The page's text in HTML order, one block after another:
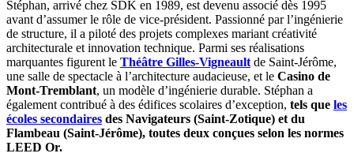
Stéphan, arrivé chez SDK en 1989, est devenu associé dès 1995
avant d’assumer le rôle de vice-président. Passionné par l’ingénierie
de structure, il a piloté des projets complexes mariant créativité
architecturale et innovation technique. Parmi ses réalisations
marquantes figurent le Théâtre Gilles-Vigneault de Saint-Jérôme,
une salle de spectacle à l’architecture audacieuse, et le Casino de
Mont-Tremblant, un modèle d’ingénierie durable. Stéphan a
également contribué à des édifices scolaires d’exception, tels que les
écoles secondaires des Navigateurs (Saint-Zotique) et du
Flambeau (Saint-Jérôme), toutes deux conçues selon les normes
LEED Or.